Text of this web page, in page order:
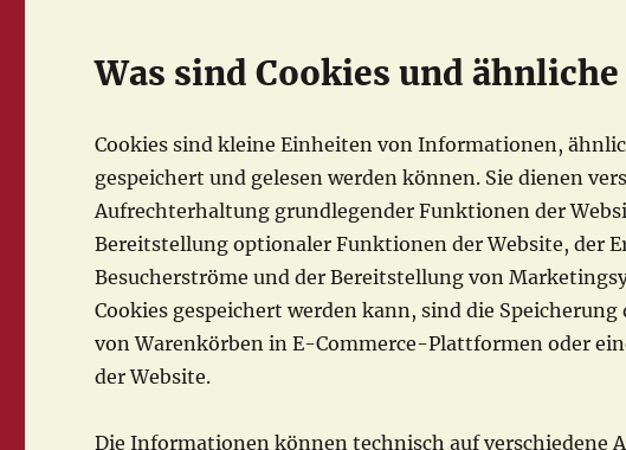
Was sind Cookies und
Cookies sind kleine Einheiten von Informationen,
gespeichert und gelesen werden können. Sie dienen
Aufrechterhaltung grundlegender Funktionen der
Bereitstellung optionaler Funktionen der Website, der
Besucherströme und der Bereitstellung von
Cookies gespeichert werden kann, sind die
von Warenkörben in E-Commerce-Plattformen oder
der Website.
Die Informationen können technisch auf verschiedene